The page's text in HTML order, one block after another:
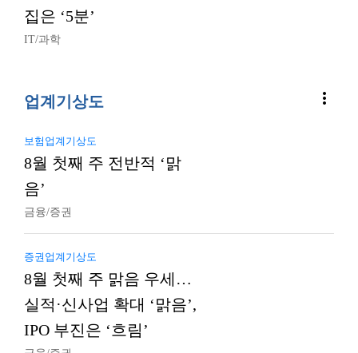
집은 ‘5분’
IT/과학
업계기상도 more_vert
보험업계기상도
8월 첫째 주 전반적 ‘맑
음’
금융/증권
증권업계기상도
8월 첫째 주 맑음 우세…
실적·신사업 확대 ‘맑음’,
IPO 부진은 ‘흐림’